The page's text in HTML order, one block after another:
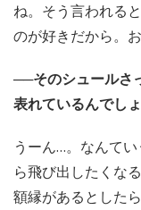
ね。そう言われる
のが好きだから。
──そのシュールさ
表れているんでしょ
うーん…。なんて
ら飛び出したくな
額縁があるとした